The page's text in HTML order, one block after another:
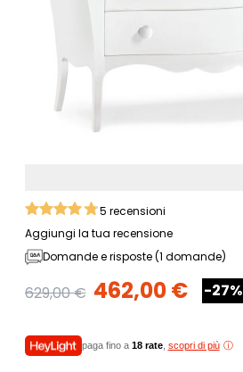
5 recensioni
Aggiungi la tua recensione
Domande e risposte (1 domande)
629,00 € 462,00 € -27%
paga fino a 18 rate, scopri di più